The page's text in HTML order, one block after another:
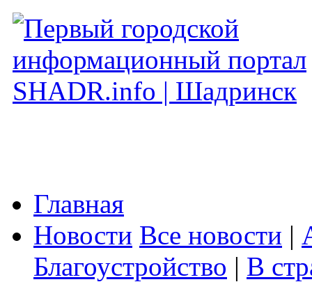
Главная
Новости Все новости |
Благоустройство | В